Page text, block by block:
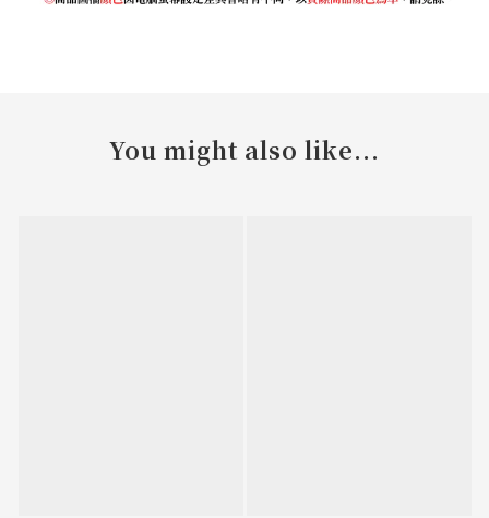
You might also like...